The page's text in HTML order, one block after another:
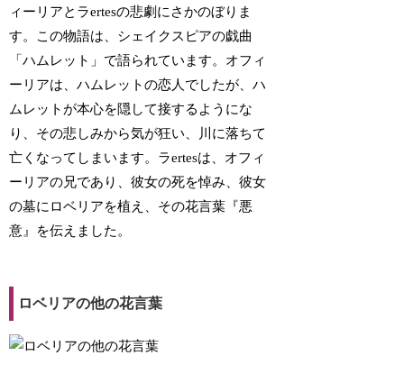
ィーリアとラertesの悲劇にさかのぼりま
す。この物語は、シェイクスピアの戯曲
「ハムレット」で語られています。オフィ
ーリアは、ハムレットの恋人でしたが、ハ
ムレットが本心を隠して接するようにな
り、その悲しみから気が狂い、川に落ちて
亡くなってしまいます。ラertesは、オフィ
ーリアの兄であり、彼女の死を悼み、彼女
の墓にロベリアを植え、その花言葉『悪
意』を伝えました。
ロベリアの他の花言葉